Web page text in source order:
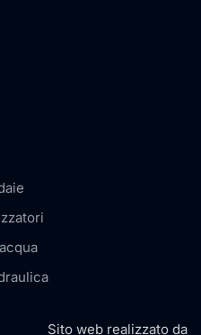
Sito web realizzato da